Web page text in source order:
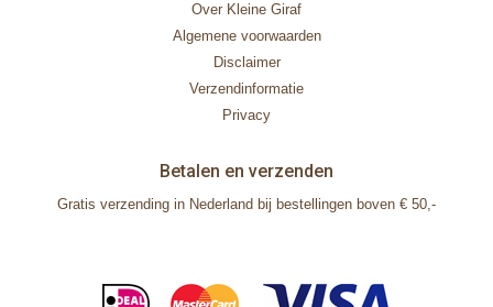
Over Kleine Giraf
Algemene voorwaarden
Disclaimer
Verzendinformatie
Privacy
Betalen en verzenden
Gratis verzending in Nederland bij bestellingen boven € 50,-